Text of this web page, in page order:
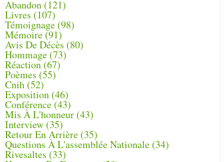
Abandon(121)
Livres (107)
Témoignage (98)
Mémoire (91)
Avis De Décès (80)
Hommage (73)
Réaction(67)
Poèmes (55)
Cnih (52)
Exposition (46)
Conférence(43)
Mis À L'honneur (43)
Interview (35)
Retour En Arrière (35)
Questions À L'assemblée Nationale (34)
Rivesaltes (33)